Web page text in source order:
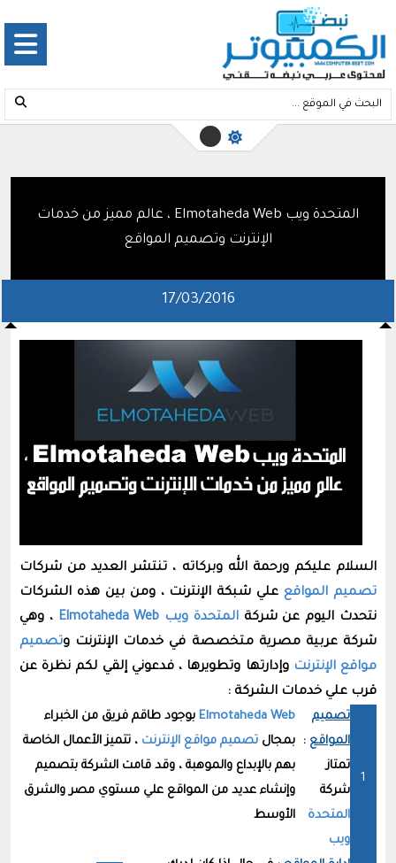
المتحدة ويب Elmotaheda Web ، عالم مميز من خدمات
الإنترنت وتصميم المواقع
17/03/2016
السلام عليكم ورحمة الله وبركاته ، تنتشر العديد من شركات
تصميم المواقع علي شبكة الإنترنت ، ومن بين هذه الشركات
نتحدث اليوم عن شركةالمتحدة ويب Elmotaheda Web
، وهي
شركة عربية مصرية متخصصة في خدمات الإنترنت وتصميم
مواقع الإنترنت وإدارتها وتطويرها ، فدعوني إلقي لكم نظرة عن
قرب علي خدمات الشركة :
تصميم
المواقع :
تمتاز
شركة
المتحدة
ويب
Elmotaheda Web بوجود طاقم فريق من الخبراء
بمجالتصميم مواقع الإنترنت ، تتميز الأعمال الخاصة
بهم بالإبداع والموهبة ، وقد قامت الشركة بتصميم
وإنشاء عديد من المواقع علي مستوي مصر والشرق
الأوسط